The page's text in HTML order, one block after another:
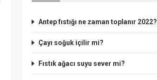
Antep fıstığı ne zaman toplanır 2022?
Çayı soğuk içilir mi?
Fıstık ağacı suyu sever mi?